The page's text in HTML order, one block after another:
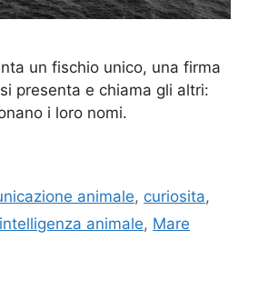
un fischio unico, una firma
presenta e chiama gli altri:
i loro nomi.
animale, curiosita,
intelligenza animale, Mare